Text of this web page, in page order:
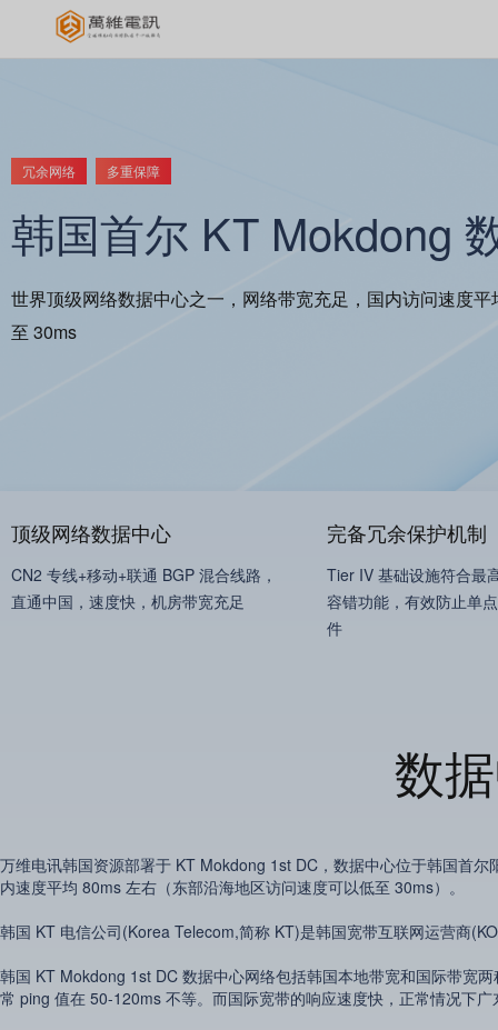
冗余网络 多重保障
韩国首尔 KT Mokdong
世界顶级网络数据中心之一，网络带宽充足，国内访问速度
至 30ms
顶级网络数据中心
CN2 专线+移动+联通 BGP 混合线路，
直通中国，速度快，机房带宽充足
完备冗余保护机制
Tier IV 基础设施符合最
容错功能，有效防止单
件
数
万维电讯韩国资源部署于 KT Mokdong 1st DC，数据中心位于韩国首
内速度平均 80ms 左右（东部沿海地区访问速度可以低至 30ms）。
韩国 KT 电信公司(Korea Telecom,简称 KT)是韩国宽带互联网运营商
韩国 KT Mokdong 1st DC 数据中心网络包括韩国本地带宽和国际带宽
常 ping 值在 50-120ms 不等。而国际宽带的响应速度快，正常情况下